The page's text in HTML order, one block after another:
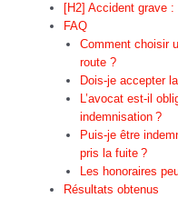
[H2] Accident grave
FAQ
Comment choisir
route ?
Dois-je accepter
L’avocat est-il
indemnisation ?
Puis-je être
pris la fuite ?
Les honoraires
Résultats obtenus